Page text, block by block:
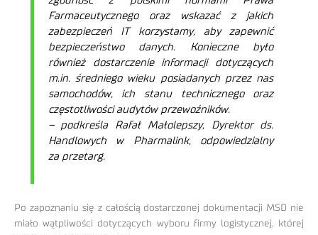
Farmaceutycznego oraz wskazać z jakich
zabezpieczeń IT korzystamy, aby zapewnić
bezpieczeństwo danych. Konieczne było
również dostarczenie informacji dotyczących
m.in. średniego wieku posiadanych przez nas
samochodów, ich stanu technicznego oraz
częstotliwości audytów przewoźników.
– podkreśla Rafał Małolepszy, Dyrektor ds.
Handlowych w Pharmalink, odpowiedzialny
za przetarg.
Po zapoznaniu się z całością dostarczonej dokumentacji MSD nie
miało wątpliwości dotyczących wyboru firmy logistycznej, której